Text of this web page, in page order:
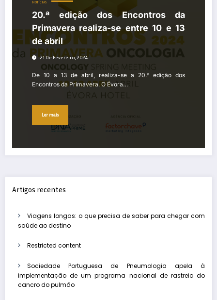
NOTÍCIAS
20.ª edição dos Encontros da
Primavera realiza-se entre 10 e 13
de abril
21 De Fevereiro, 2024
De 10 a 13 de abril, realiza-se a 20.ª edição dos
Encontros da Primavera. O Évora…
Ler mais
Artigos recentes
Viagens longas: o que precisa de saber para chegar com
saúde ao destino
Restricted content
Sociedade Portuguesa de Pneumologia apela à
implementação de um programa nacional de rastreio do
cancro do pulmão